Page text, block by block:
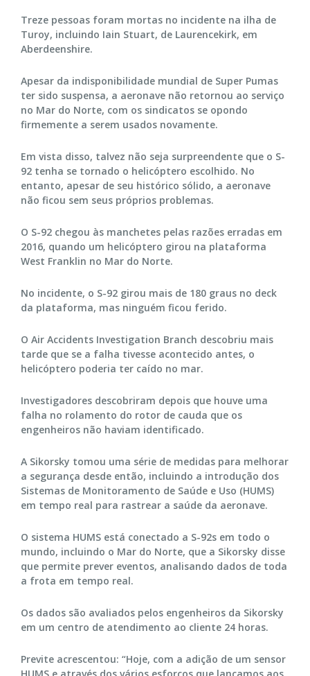
Treze pessoas foram mortas no incidente na ilha de
Turoy, incluindo Iain Stuart, de Laurencekirk, em
Aberdeenshire.
Apesar da indisponibilidade mundial de Super Pumas
ter sido suspensa, a aeronave não retornou ao serviço
no Mar do Norte, com os sindicatos se opondo
firmemente a serem usados ​​novamente.
Em vista disso, talvez não seja surpreendente que o S-
92 tenha se tornado o helicóptero escolhido. No
entanto, apesar de seu histórico sólido, a aeronave
não ficou sem seus próprios problemas.
O S-92 chegou às manchetes pelas razões erradas em
2016, quando um helicóptero girou na plataforma
West Franklin no Mar do Norte.
No incidente, o S-92 girou mais de 180 graus no deck
da plataforma, mas ninguém ficou ferido.
O Air Accidents Investigation Branch descobriu mais
tarde que se a falha tivesse acontecido antes, o
helicóptero poderia ter caído no mar.
Investigadores descobriram depois que houve uma
falha no rolamento do rotor de cauda que os
engenheiros não haviam identificado.
A Sikorsky tomou uma série de medidas para melhorar
a segurança desde então, incluindo a introdução dos
Sistemas de Monitoramento de Saúde e Uso (HUMS)
em tempo real para rastrear a saúde da aeronave.
O sistema HUMS está conectado a S-92s em todo o
mundo, incluindo o Mar do Norte, que a Sikorsky disse
que permite prever eventos, analisando dados de toda
a frota em tempo real.
Os dados são avaliados pelos engenheiros da Sikorsky
em um centro de atendimento ao cliente 24 horas.
Previte acrescentou: “Hoje, com a adição de um sensor